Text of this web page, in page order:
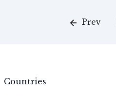
Prev
Countries